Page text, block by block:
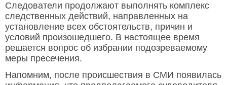
Следователи продолжают выполнять комплекс
следственных действий, направленных на
установление всех обстоятельств, причин и
условий произошедшего. В настоящее время
решается вопрос об избрании подозреваемому
меры пресечения.
Напомним, после происшествия в СМИ появилась